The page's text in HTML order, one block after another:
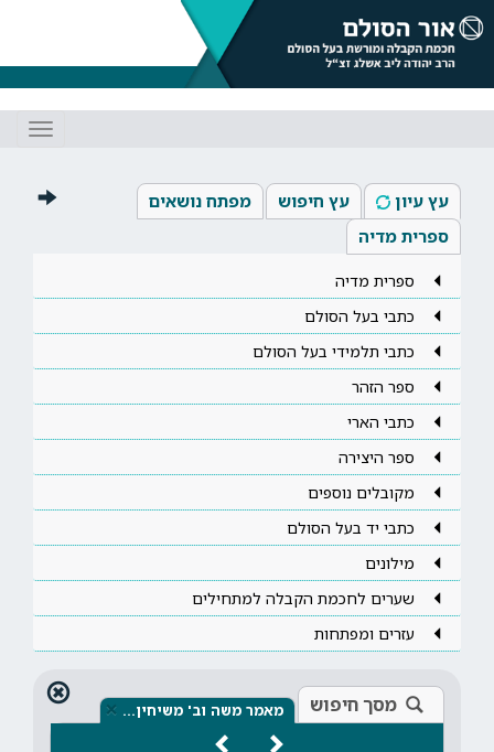
עץ עיון עץ חיפוש
מפתח נושאים
ספרית מדיה
ספרית מדיה
כתבי בעל הסולם
כתבי תלמידי בעל הסולם
ספר הזהר
כתבי הארי
ספר היצירה
מקובלים נוספים
כתבי יד בעל הסולם
מילונים
שערים לחכמת הקבלה למתחילים
עזרים ומפתחות
מסך חיפוש מאמר משה וב' משיחין… ×